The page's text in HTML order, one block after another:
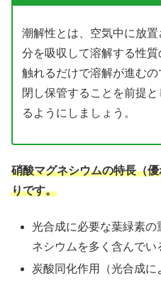
潮解性とは、空気中に放
分を吸収して溶解する性
触れるだけで溶解が進む
閉し保管することを前提
るようにしましょう。
硝酸マグネシウムの特長（
りです。
光合成に必要な葉緑素
ネシウムを多く含んでい
炭酸同化作用（光合成